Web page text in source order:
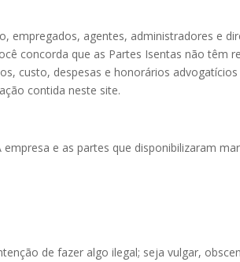
empregados, agentes, administradores e
concorda que as Partes Isentas não têm
custo, despesas e honorários
contida neste site.
e as partes que disponibilizaram
de fazer algo ilegal; seja vulgar,